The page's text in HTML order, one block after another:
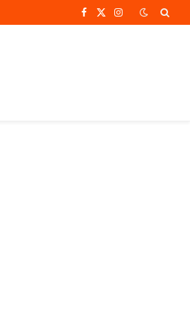
Facebook
X
Instagram